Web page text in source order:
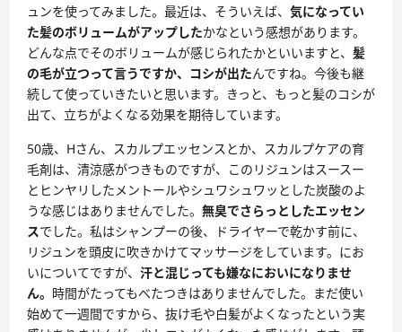
ュンを使ってみました。最近は、そういえば、 気になってい
た髪のボリュームがアップしたかなという感想があります。
どんな点でそのボリュームが感じられたかといいますと、 髪
の毛が立つって言うですか、コシが出たんですね。今後も継
続して使っていきたいと思います。きっと、もっと髪のコシが
出て、立ちがよくなる効果を期待しています。
50歳、Hさん、スカルプエッセンスとか、スカルプケアの育
毛剤は、清涼感がつきものですが、このリジュンはスースー
とヒンヤリしたメントールやシュワシュワッとした炭酸のよ
うな感じはありませんでした。 無臭でさらっとしたエッセン
スでした。私はシャンプーの後、ドライヤーで乾かす前に、
リジュンを頭皮に吹きかけてマッサージをしています。にお
いについてですが、 汗と混じっても嫌なにおいになりませ
ん。 時間がたってもべたつきはありませんでした。まだ使い
始めて一週間ですから、抜け毛や白髪がよくなったという実